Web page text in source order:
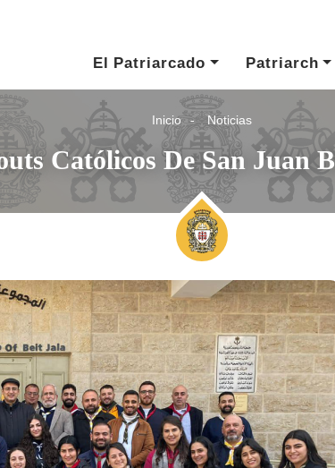
El Patriarcado
Patriarch
Inicio Noticias
Católicos De San Juan